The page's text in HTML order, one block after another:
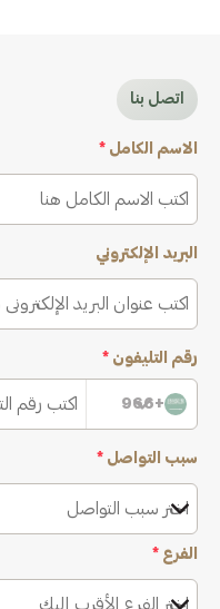
اتصل بنا
الاسم الكامل *
البريد الإلكتروني
رقم التليفون *
+966
سبب التواصل *
اختر سبب التواصل
الفرع *
اختر الفرع الأقرب إليك